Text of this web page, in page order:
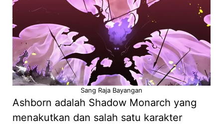
Sang Raja Bayangan
Ashborn adalah Shadow Monarch yang
menakutkan dan salah satu karakter